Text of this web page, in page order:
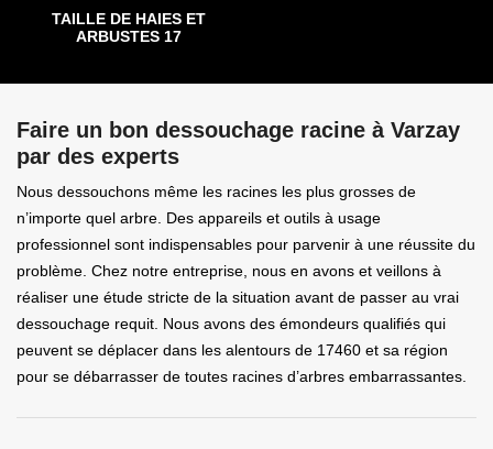
TAILLE DE HAIES ET
ARBUSTES 17
Faire un bon dessouchage racine à Varzay
par des experts
Nous dessouchons même les racines les plus grosses de
n’importe quel arbre. Des appareils et outils à usage
professionnel sont indispensables pour parvenir à une réussite du
problème. Chez notre entreprise, nous en avons et veillons à
réaliser une étude stricte de la situation avant de passer au vrai
dessouchage requit. Nous avons des émondeurs qualifiés qui
peuvent se déplacer dans les alentours de 17460 et sa région
pour se débarrasser de toutes racines d’arbres embarrassantes.